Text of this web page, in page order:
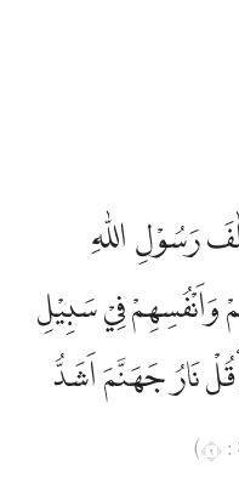
رَسُوْلِ اللّٰهِ
وَاَنْفُسِهِمْ فِيْ سَبِيْلِ
قُلْ نَارُ جَهَنَّمَ اَشَدُّ